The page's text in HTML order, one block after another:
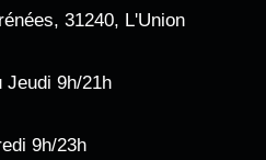
31240, L'Union
Jeudi 9h/21h
9h/23h